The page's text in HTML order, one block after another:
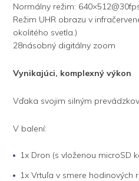
Normálny režim:
Režim UHR obrazu v
okolitého svetla.)
28násobný digitálny zoom
Vynikajúci, komplexný výkon
Vďaka svojim silným
V balení:
1x Dron (s vloženou microSD
1x Vrtuľa v smere hodinových